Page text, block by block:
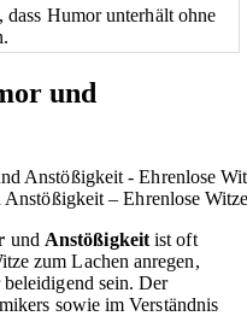
dass Humor unterhält ohne
und
– Ehrenlose
und Anstößigkeitist oft
zum Lachen anregen,
sein. Der
sowie im Verständnis